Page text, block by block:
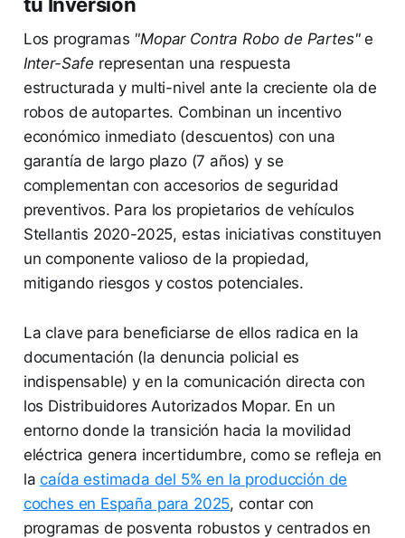
Los programas "Mopar Contra Robo de Partes"e
Inter-Safe representan una respuesta
estructurada y multi-nivel ante la creciente ola de
robos de autopartes. Combinan un incentivo
económico inmediato (descuentos) con una
garantía de largo plazo (7 años) y se
complementan con accesorios de seguridad
preventivos. Para los propietarios de vehículos
Stellantis 2020-2025, estas iniciativas constituyen
un componente valioso de la propiedad,
mitigando riesgos y costos potenciales.
La clave para beneficiarse de ellos radica en la
documentación (la denuncia policial es
indispensable) y en la comunicación directa con
los Distribuidores Autorizados Mopar. En un
entorno donde la transición hacia la movilidad
eléctrica genera incertidumbre, como se refleja en
lacaída estimada del 5% en la producción de
coches en España para 2025, contar con
programas de posventa robustos y centrados en